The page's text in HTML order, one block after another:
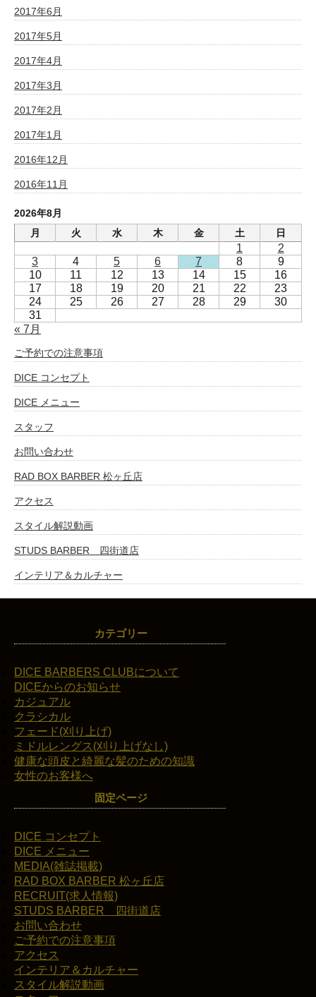
2017年6月
2017年5月
2017年4月
2017年3月
2017年2月
2017年1月
2016年12月
2016年11月
2026年8月
月
火 水 木 金 土 日
1
2
3
4 5 6 7 8
9
10
11 12 13 14 15
16
17
18 19 20 21 22
23
24
25 26 27 28 29
30
31
« 7月
ご予約での注意事項
DICE コンセプト
DICE メニュー
スタッフ
お問い合わせ
RAD BOX BARBER 松ヶ丘店
アクセス
スタイル解説動画
STUDS BARBER 四街道店
インテリア＆カルチャー
カテゴリー
DICE BARBERS CLUBについて
DICEからのお知らせ
カジュアル
クラシカル
フェード(刈り上げ)
ミドルレングス(刈り上げなし)
健康な頭皮と綺麗な髪のための知識
女性のお客様へ
固定ページ
DICE コンセプト
DICE メニュー
MEDIA(雑誌掲載)
RAD BOX BARBER 松ヶ丘店
RECRUIT(求人情報)
STUDS BARBER 四街道店
お問い合わせ
ご予約での注意事項
アクセス
インテリア＆カルチャー
スタイル解説動画